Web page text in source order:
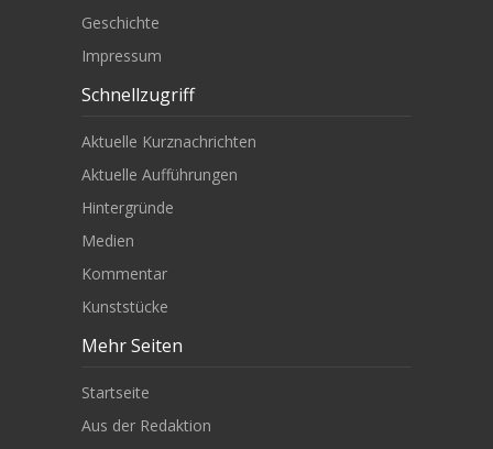
Geschichte
Impressum
Schnellzugriff
Aktuelle Kurznachrichten
Aktuelle Aufführungen
Hintergründe
Medien
Kommentar
Kunststücke
Mehr Seiten
Startseite
Aus der Redaktion